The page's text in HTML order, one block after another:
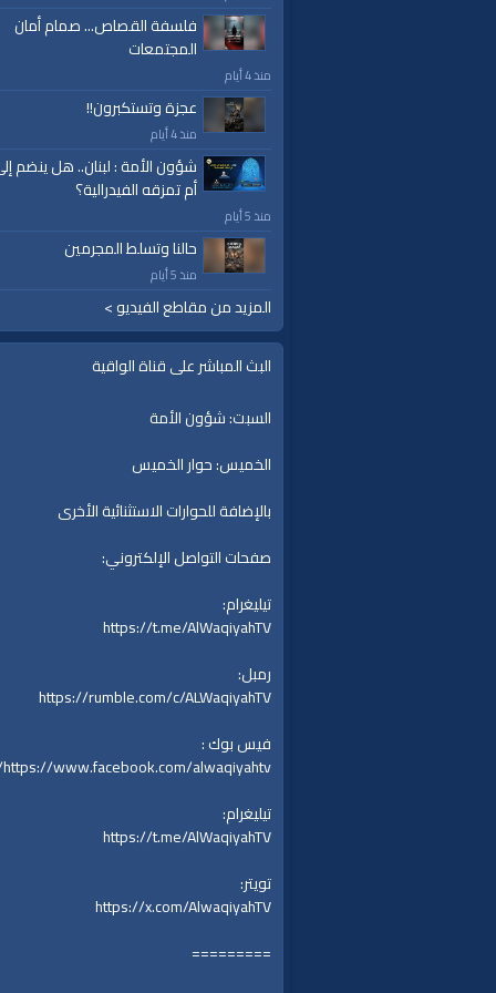
برامج الواقية
العلامات:
|
#subscribe
فلسفة القصاص... صمام أمان
المجتمعات
منذ 4 أيام
عجزة وتستكبرون!!
منذ 4 أيام
شؤون الأمة : لبنان.. هل ينضم
أم تمزقه الفيدرالية؟
منذ 5 أيام
حالنا وتسلط المجرمين
منذ 5 أيام
المزيد من مقاطع الفيديو >
البث المباشر على قناة الواقية
السبت: شؤون الأمة
الخميس: حوار الخميس
بالإضافة للحوارات الاستثنائية الأخرى
صفحات التواصل الإلكتروني:
تيليغرام:
https://t.me/AlWaqiyahTV
رمبل:
https://rumble.com/c/ALWaqiyahTV
فيس بوك :
https://www.facebook.com/alwaqiyahtv/
تيليغرام:
https://t.me/AlWaqiyahTV
تويتر:
https://x.com/AlwaqiyahTV
=========